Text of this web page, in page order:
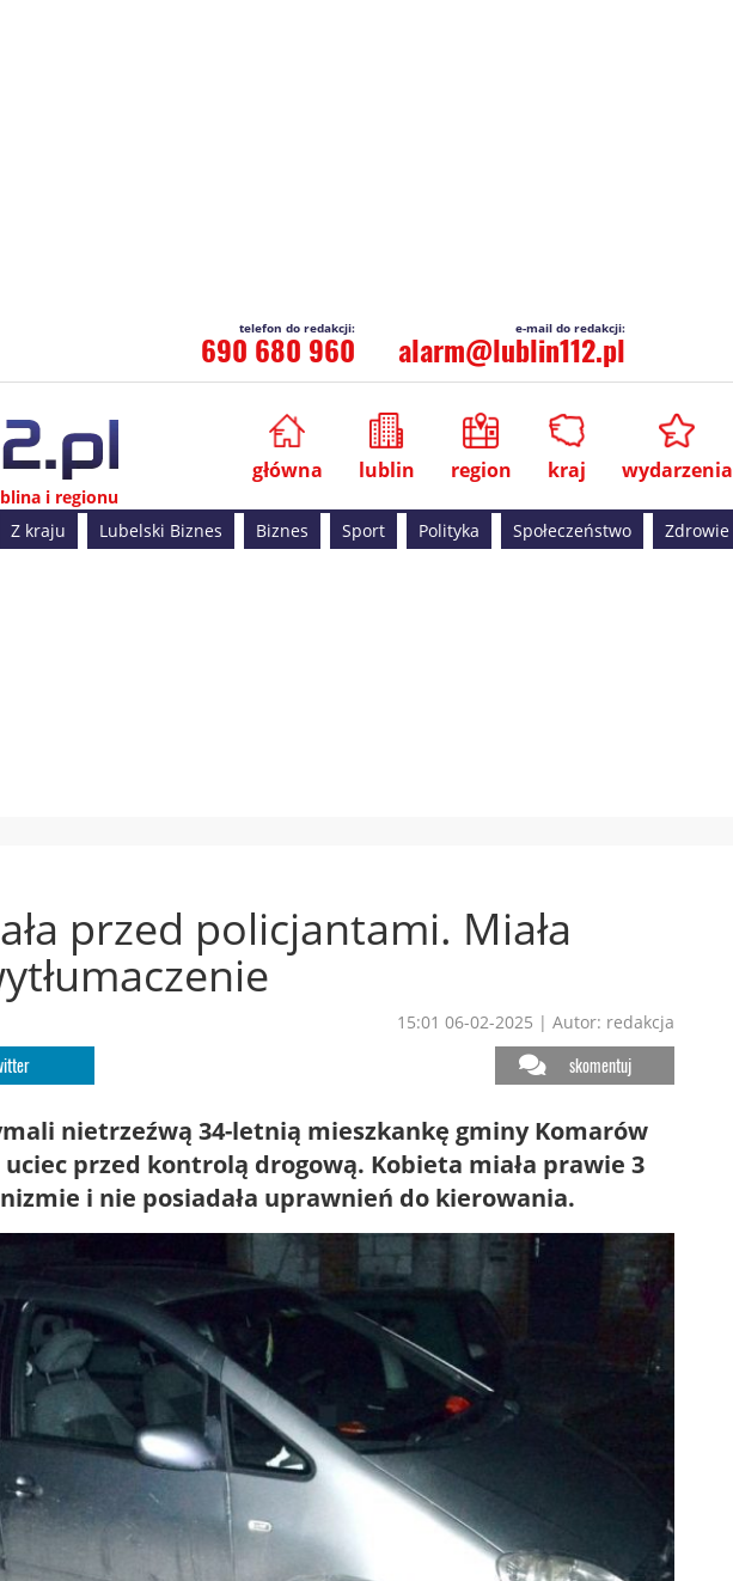
690 680 960 alarm@lublin112.pl
i regionu
główna lublin region kraj wydarzenia
Z kraju Lubelski Biznes Biznes Sport Polityka Społeczeństwo Zdrowie
przed policjantami. Miała
15:01 06-02-2025 | Autor: redakcja
skomentuj
nietrzeźwą 34-letnią mieszkankę gminy Komarów
przed kontrolą drogową. Kobieta miała prawie 3
i nie posiadała uprawnień do kierowania.